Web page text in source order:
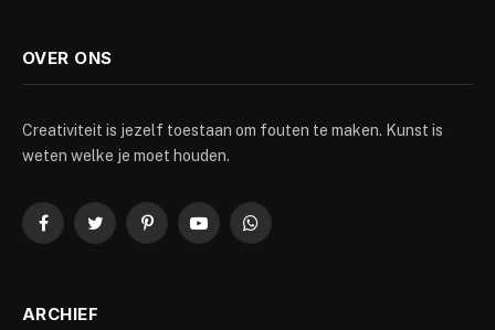
OVER ONS
Creativiteit is jezelf toestaan om fouten te maken. Kunst is
weten welke je moet houden.
FacebookTwitterPinterestYouTubeWhatsApp
ARCHIEF